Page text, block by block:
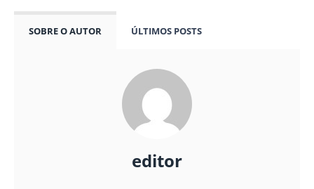
SOBRE O AUTOR ÚLTIMOS POSTS
editor